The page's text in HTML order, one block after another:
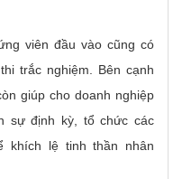
viên đầu vào cũng có
trắc nghiệm. Bên cạnh
giúp cho doanh nghiệp
sự định kỳ, tổ chức các
khích lệ tinh thần nhân